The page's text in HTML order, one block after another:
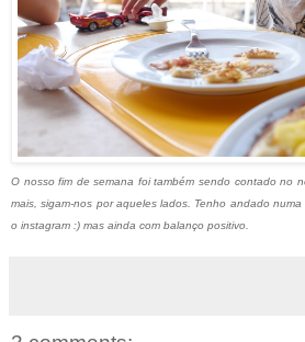
O nosso fim de semana foi também sendo contado no
mais, sigam-nos por aqueles lados. Tenho andado
o instagram :) mas ainda com balanço positivo.